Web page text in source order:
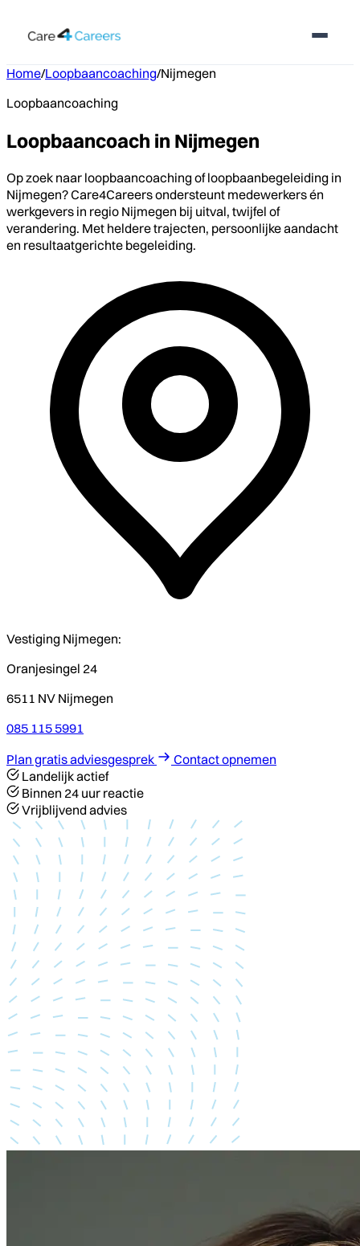
Home/Loopbaancoaching/Nijmegen
Loopbaancoaching
Loopbaancoach in Nijmegen
Op zoek naar loopbaancoaching of loopbaanbegeleiding in
Nijmegen? Care4Careers ondersteunt medewerkers én
werkgevers in regio Nijmegen bij uitval, twijfel of
verandering. Met heldere trajecten, persoonlijke aandacht
en resultaatgerichte begeleiding.
Vestiging Nijmegen:
Oranjesingel 24
6511 NV Nijmegen
085 115 5991
Plan gratis adviesgesprek
Contact opnemen
Landelijk actief
Binnen 24 uur reactie
Vrijblijvend advies